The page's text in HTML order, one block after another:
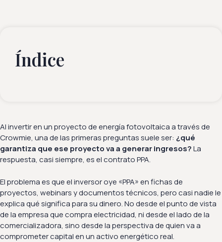
Índice
Al invertir en un proyecto de energía fotovoltaica a través de
Crowmie, una de las primeras preguntas suele ser: ¿qué
garantiza que ese proyecto va a generar ingresos?La
respuesta, casi siempre, es el contrato PPA.
El problema es que el inversor oye «PPA» en fichas de
proyectos, webinars y documentos técnicos, pero casi nadie le
explica qué significa para su dinero. No desde el punto de vista
de la empresa que compra electricidad, ni desde el lado de la
comercializadora, sino desde la perspectiva de quien va a
comprometer capital en un activo energético real.